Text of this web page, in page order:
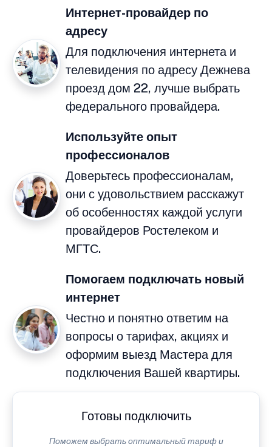
Интернет-провайдер по
адресу
Для подключения интернета и
телевидения по адресу Дежнева
проезд дом 22, лучше выбрать
федерального провайдера.
Используйте опыт
профессионалов
Доверьтесь профессионалам,
они с удовольствием расскажут
об особенностях каждой услуги
провайдеров Ростелеком и
МГТС.
Помогаем подключать новый
интернет
Честно и понятно ответим на
вопросы о тарифах, акциях и
оформим выезд Мастера для
подключения Вашей квартиры.
Готовы подключить
Поможем выбрать оптимальный тариф и